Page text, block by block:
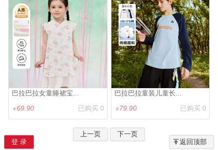
巴拉巴拉女童睡裙宝...
已购买:0
￥69.90
巴拉巴拉童装儿童长...
已购买:0
￥79.90
上一页
下一页
登 录
返回顶部